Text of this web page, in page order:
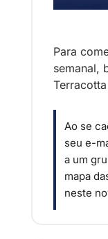
Para
semanal,
Ao se
seu e-
a um
mapa
neste